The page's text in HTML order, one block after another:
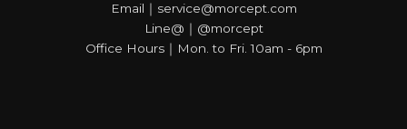
Email｜service@morcept.com
Line@｜@morcept
Office Hours｜Mon. to Fri. 10am - 6pm